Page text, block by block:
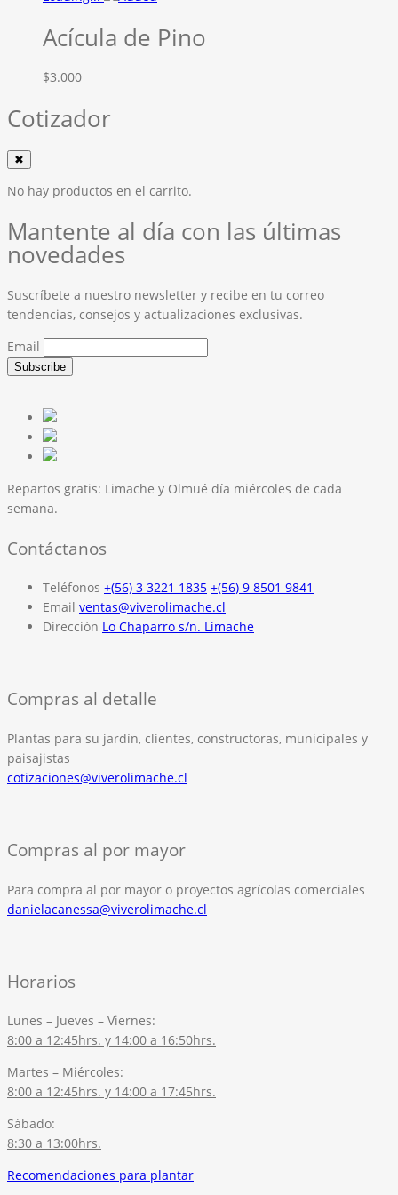
Acícula de Pino
$3.000
Cotizador
✖
No hay productos en el carrito.
Mantente al día con las últimas
novedades
Suscríbete a nuestro newsletter y recibe en tu correo
tendencias, consejos y actualizaciones exclusivas.
Email
Repartos gratis: Limache y Olmué día miércoles de cada
semana.
Contáctanos
Teléfonos +(56) 3 3221 1835 +(56) 9 8501 9841
Email ventas@viverolimache.cl
Dirección Lo Chaparro s/n. Limache
Compras al detalle
Plantas para su jardín, clientes, constructoras, municipales y
paisajistas
cotizaciones@viverolimache.cl
Compras al por mayor
Para compra al por mayor o proyectos agrícolas comerciales
danielacanessa@viverolimache.cl
Horarios
Lunes – Jueves – Viernes:
8:00 a 12:45hrs. y 14:00 a 16:50hrs.
Martes – Miércoles:
8:00 a 12:45hrs. y 14:00 a 17:45hrs.
Sábado:
8:30 a 13:00hrs.
Recomendaciones para plantar